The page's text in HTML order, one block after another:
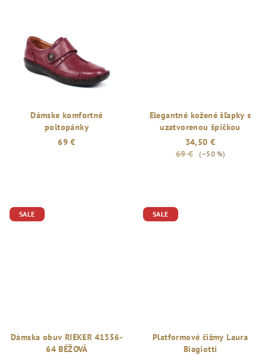
Dámske komfortné
poltopánky
69 €
Elegantné kožené šľapky s
uzatvorenou špičkou
34,50 €
69 €
(–50 %)
SALE
Dámska obuv RIEKER 41356-
64 BÉŽOVÁ
SALE
Platformové čižmy Laura
Biagiotti